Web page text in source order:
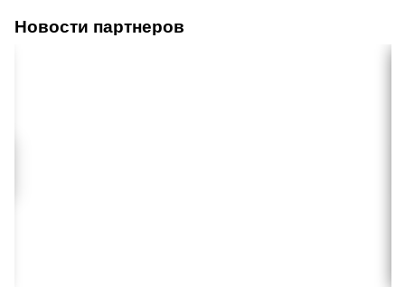
Новости партнеров